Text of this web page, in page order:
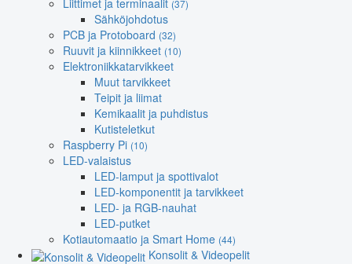
Liittimet ja terminaalit (37)
Sähköjohdotus
PCB ja Protoboard (32)
Ruuvit ja kiinnikkeet (10)
Elektroniikkatarvikkeet
Muut tarvikkeet
Teipit ja liimat
Kemikaalit ja puhdistus
Kutisteletkut
Raspberry Pi (10)
LED-valaistus
LED-lamput ja spottivalot
LED-komponentit ja tarvikkeet
LED- ja RGB-nauhat
LED-putket
Kotiautomaatio ja Smart Home (44)
Konsolit & Videopelit